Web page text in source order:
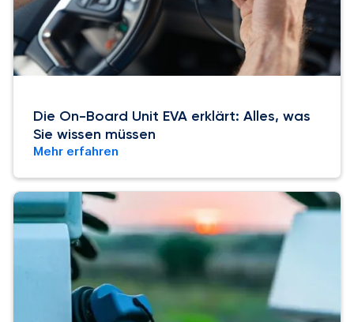
Die On-Board Unit EVA erklärt: Alles, was
Sie wissen müssen
Mehr erfahren